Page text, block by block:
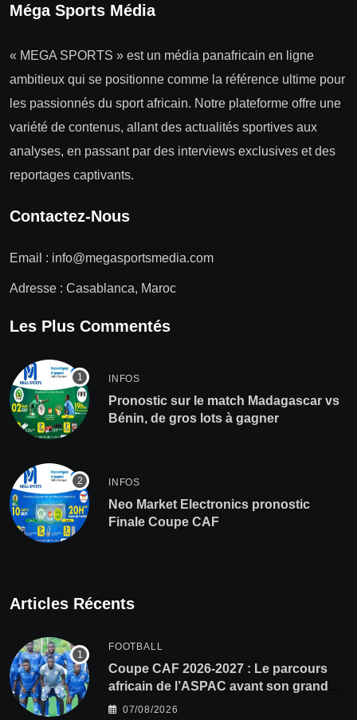
Méga Sports Média
« MEGA SPORTS » est un média panafricain en ligne
ambitieux qui se positionne comme la référence ultime pour
les passionnés du sport africain. Notre plateforme offre une
variété de contenus, allant des actualités sportives aux
analyses, en passant par des interviews exclusives et des
reportages captivants.
Contactez-Nous
Email : info@megasportsmedia.com
Adresse : Casablanca, Maroc
Les Plus Commentés
INFOS
Pronostic sur le match Madagascar vs
Bénin, de gros lots à gagner
INFOS
Neo Market Electronics pronostic
Finale Coupe CAF
Articles Récents
FOOTBALL
Coupe CAF 2026-2027 : Le parcours
africain de l’ASPAC avant son grand
retour
07/08/2026